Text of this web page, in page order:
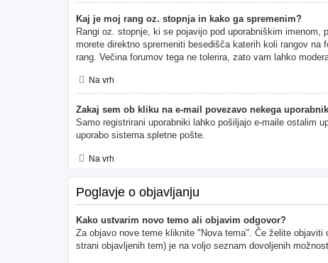
Kaj je moj rang oz. stopnja in kako ga spremenim?
Rangi oz. stopnje, ki se pojavijo pod uporabniškim
morete direktno spremeniti besedišča katerih koli rangov
rang. Večina forumov tega ne tolerira, zato vam lahko
Na vrh
Zakaj sem ob kliku na e-mail povezavo nekega
Samo registrirani uporabniki lahko pošiljajo e-maile ostalim
uporabo sistema spletne pošte.
Na vrh
Poglavje o objavljanju
Kako ustvarim novo temo ali objavim odgovor?
Za objavo nove teme kliknite "Nova tema". Če želite
strani objavljenih tem) je na voljo seznam dovoljenih